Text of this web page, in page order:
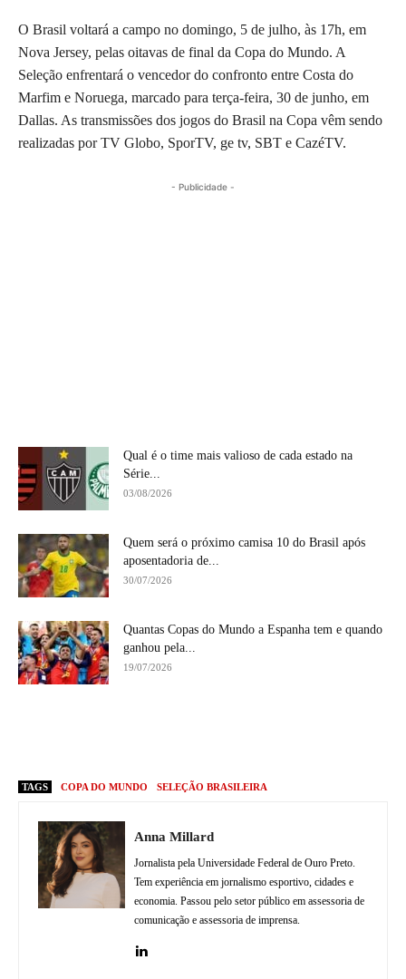
O Brasil voltará a campo no domingo, 5 de julho, às 17h, em
Nova Jersey, pelas oitavas de final da Copa do Mundo. A
Seleção enfrentará o vencedor do confronto entre Costa do
Marfim e Noruega, marcado para terça-feira, 30 de junho, em
Dallas. As transmissões dos jogos do Brasil na Copa vêm sendo
realizadas por TV Globo, SporTV, ge tv, SBT e CazéTV.
- Publicidade -
Qual é o time mais valioso de cada estado na
Série...
03/08/2026
Quem será o próximo camisa 10 do Brasil após
aposentadoria de...
30/07/2026
Quantas Copas do Mundo a Espanha tem e quando
ganhou pela...
19/07/2026
TAGS COPA DO MUNDO SELEÇÃO BRASILEIRA
Anna Millard
Jornalista pela Universidade Federal de Ouro Preto.
Tem experiência em jornalismo esportivo, cidades e
economia. Passou pelo setor público em assessoria de
comunicação e assessoria de imprensa.